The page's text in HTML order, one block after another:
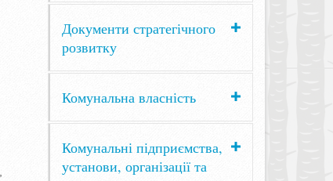
Документи стратегічного
розвитку
Комунальна власність
Комунальні підприємства,
установи, організації та